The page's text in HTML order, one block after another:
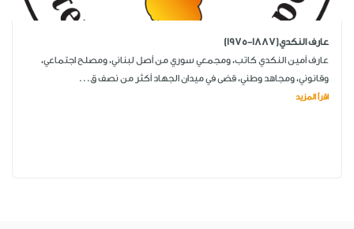
عارف النكدي(1887-1975)
عارف أمين النكدي كاتب، ومجمعي سوري من أصل لبناني، ومصلح اجتماعي،
وقانوني، ومجاهد وطني، قضى في ميدان الجهاد أكثر من نصف ق...
اقرأ المزيد